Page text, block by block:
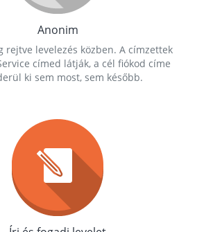
Anonim
rejtve levelezés közben. A címzettek
címed látják, a cél fiókod címe
ki sem most, sem később.